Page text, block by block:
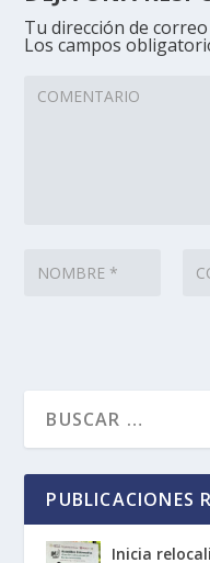
Tu dirección de
Los campos
PUBLICACIONES
Inicia